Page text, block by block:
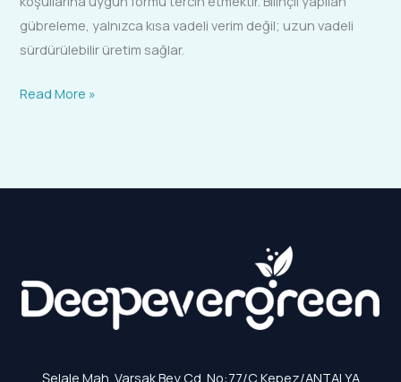
gübreleme, yalnızca kısa vadeli verim değil; uzun vadeli
sürdürülebilir üretim sağlar.
Read More »
Şelale Mah. Varsak Bey Cd. No:77/C Kepez/ANTALYA